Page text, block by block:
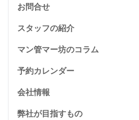
お問合せ
スタッフの紹介
マン管マー坊のコラム
予約カレンダー
会社情報
弊社が目指すもの